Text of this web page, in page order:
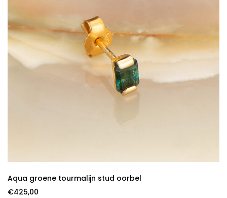
Aqua groene tourmalijn stud oorbel
€425,00